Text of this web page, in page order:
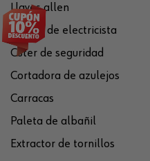
Llaves allen
Tijeras de electricista
Cúter de seguridad
Cortadora de azulejos
Carracas
Paleta de albañil
Extractor de tornillos